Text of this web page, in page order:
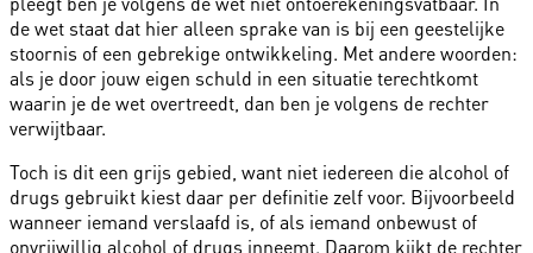
de wet staat dat hier alleen sprake van is bij een geestelijke
stoornis of een gebrekige ontwikkeling. Met andere woorden:
als je door jouw eigen schuld in een situatie terechtkomt
waarin je de wet overtreedt, dan ben je volgens de rechter
verwijtbaar.
Toch is dit een grijs gebied, want niet iedereen die alcohol of
drugs gebruikt kiest daar per definitie zelf voor. Bijvoorbeeld
wanneer iemand verslaafd is, of als iemand onbewust of
onvrijwillig alcohol of drugs inneemt. Daarom kijkt de rechter